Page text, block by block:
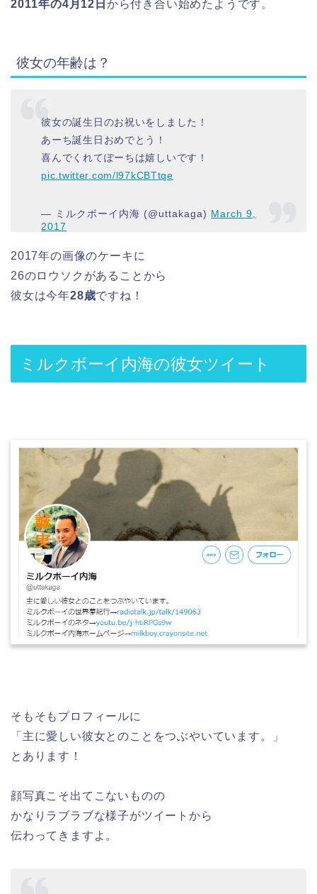
2011年の4月12日 から付き合い始めたようです。
彼女の年齢は？
彼女の誕生日のお祝いをしました！
あーち誕生日おめでとう！
喜んでくれてぽーちは嬉しいです！
pic.twitter.com/l97kCBTtqe
— ミルクボーイ内海 (@uttakaga) March 9,
2017
2017年の画像のケーキに
26のロウソクがあることから
彼女は今年28歳ですね！
ミルクボーイ内海の彼女ツイート
そもそもプロフィールに
「主に愛しい彼女とのことをつぶやいています。」
とあります！
顔写真こそ出てこないものの
かなりラブラブな様子がツイートから
伝わってきますよ。